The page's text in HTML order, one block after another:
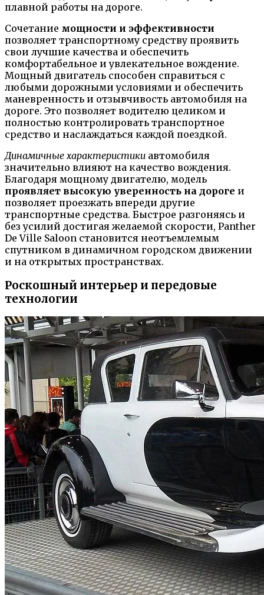
плавной работы на дороге.
Сочетание мощности и эффективности
позволяет транспортному средству проявить
свои лучшие качества и обеспечить
комфортабельное и увлекательное вождение.
Мощный двигатель способен справиться с
любыми дорожными условиями и обеспечить
маневренность и отзывчивость автомобиля на
дороге. Это позволяет водителю целиком и
полностью контролировать транспортное
средство и наслаждаться каждой поездкой.
Динамичные характеристики автомобиля
значительно влияют на качество вождения.
Благодаря мощному двигателю, модель
проявляет высокую уверенность на дороге и
позволяет проезжать впереди другие
транспортные средства. Быстрое разгоняясь и
без усилий достигая желаемой скорости, Panther
De Ville Saloon становится неотъемлемым
спутником в динамичном городском движении
и на открытых пространствах.
Роскошный интерьер и передовые
технологии